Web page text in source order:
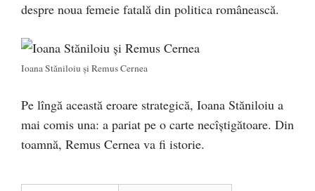
despre noua femeie fatală din politica românească.
Ioana Stăniloiu și Remus Cernea
Pe lîngă această eroare strategică, Ioana Stăniloiu a
mai comis una: a pariat pe o carte necîștigătoare. Din
toamnă, Remus Cernea va fi istorie.